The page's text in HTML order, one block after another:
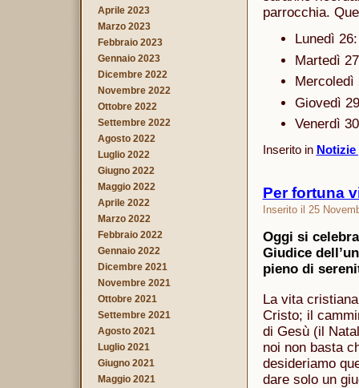
parrocchia.
Lunedì
Martedì
Mercoledì
Giovedì
Venerdì
Inserito in
Per fortuna
Inserito il 25
Oggi si
Giudice
pieno di
La vita
Cristo; il
di Gesù (il
noi non basta
desideriamo
dare solo un
Aprile 2023
Marzo 2023
Febbraio 2023
Gennaio 2023
Dicembre 2022
Novembre 2022
Ottobre 2022
Settembre 2022
Agosto 2022
Luglio 2022
Giugno 2022
Maggio 2022
Aprile 2022
Marzo 2022
Febbraio 2022
Gennaio 2022
Dicembre 2021
Novembre 2021
Ottobre 2021
Settembre 2021
Agosto 2021
Luglio 2021
Giugno 2021
Maggio 2021